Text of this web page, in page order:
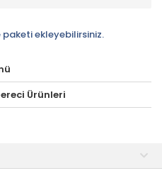
paketi ekleyebilirsiniz.
Ürünleri